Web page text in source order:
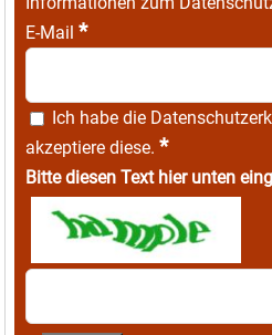
E-Mail *
Ich habe die
akzeptiere diese. *
Bitte diesen Text hier unten